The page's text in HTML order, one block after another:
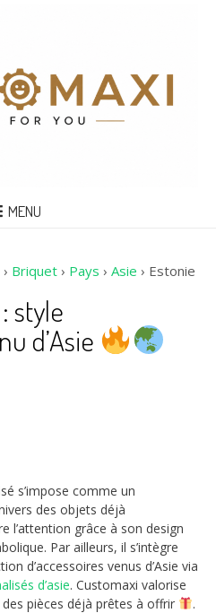
MENU
› Briquet › Pays › Asie › Estonie
style
d’Asie
s’impose comme un
des objets déjà
l’attention grâce à son design
Par ailleurs, il s’intègre
d’accessoires venus d’Asie via
d’asie. Customaxi valorise
pièces déjà prêtes à offrir
.